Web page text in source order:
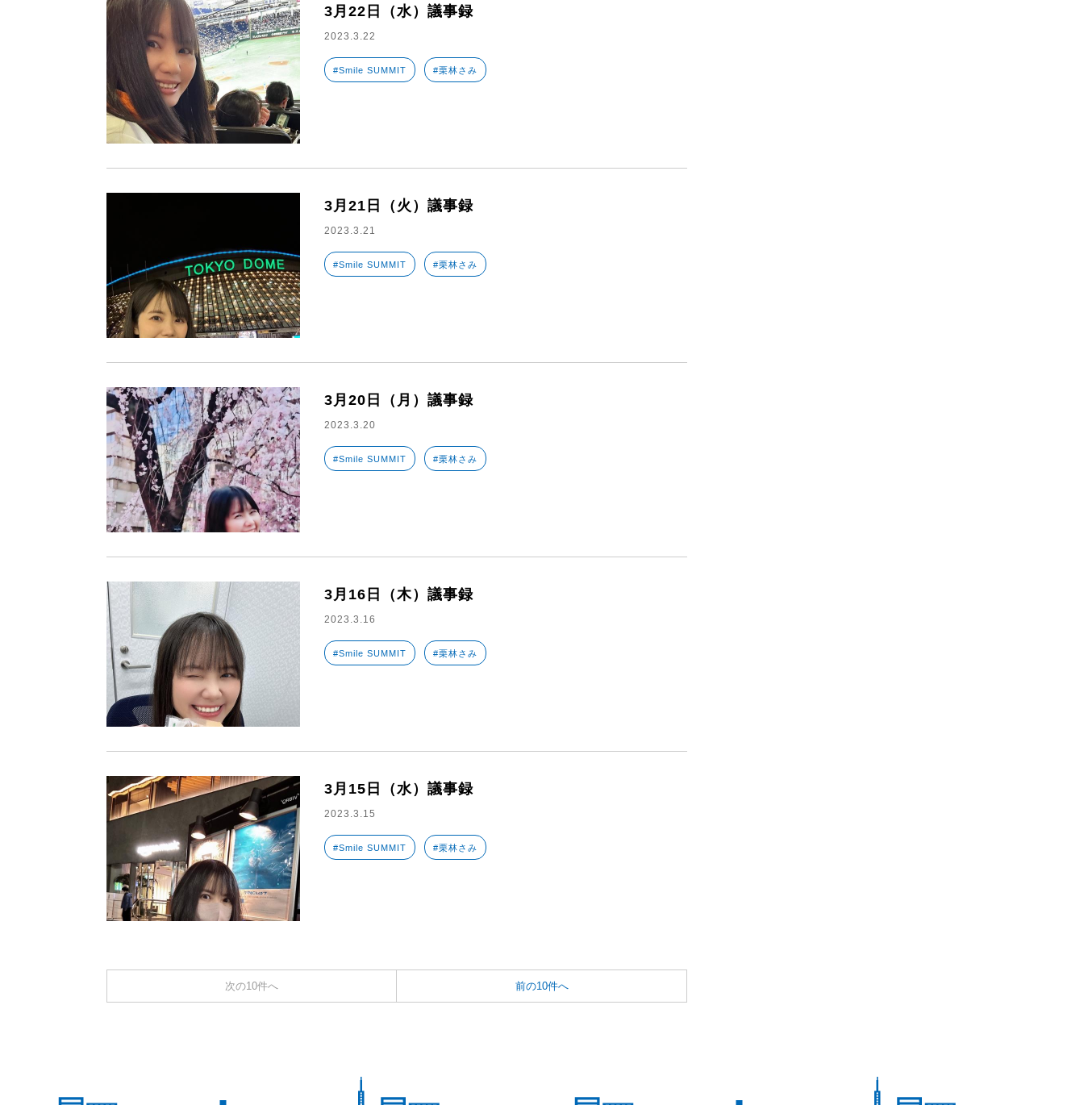
3月22日（水）議事録
2023.3.22
#Smile SUMMIT #栗林さみ
3月21日（火）議事録
2023.3.21
#Smile SUMMIT #栗林さみ
3月20日（月）議事録
2023.3.20
#Smile SUMMIT #栗林さみ
3月16日（木）議事録
2023.3.16
#Smile SUMMIT #栗林さみ
3月15日（水）議事録
2023.3.15
#Smile SUMMIT #栗林さみ
次の10件へ 前の10件へ